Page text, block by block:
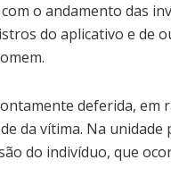
o andamento das
do aplicativo e de
deferida, em
da vítima. Na
do indivíduo, que